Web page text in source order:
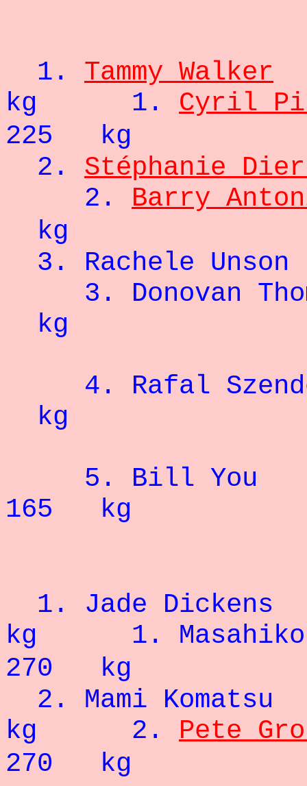
1. Tammy Walker
kg 1. Cyril
225 kg
2. Stéphanie
2. Barry
kg
3. Rachele
3.
kg
4. Rafal
kg
5. Bill
165 kg
1. Jade Dickens
kg 1.
270 kg
2. Mami
kg 2. Pete
270 kg